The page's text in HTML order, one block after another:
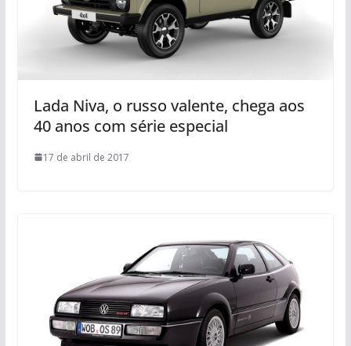
Lada Niva, o russo valente, chega aos
40 anos com série especial
17 de abril de 2017